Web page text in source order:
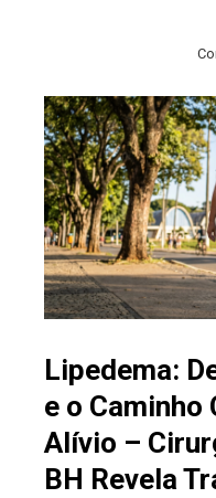
Lipedema:
e o Caminho
Alívio –
BH Revela